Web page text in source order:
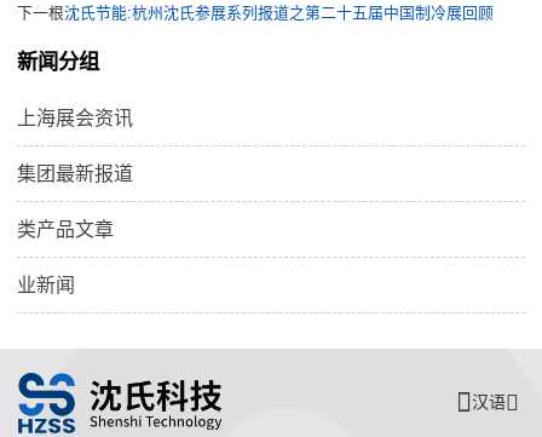
下一根沈氏节能:杭州沈氏参展系列报道之第二十五届中国制冷展回顾
新闻分组
上海展会资讯
集团最新报道
类产品文章
业新闻
汉语